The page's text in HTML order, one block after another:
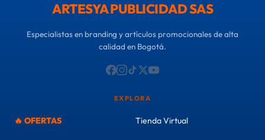
ARTESYA PUBLICIDAD SAS
Especialistas en branding y artículos promocionales de alta
calidad en Bogotá.
EXPLORA
🔥 OFERTAS Tienda Virtual